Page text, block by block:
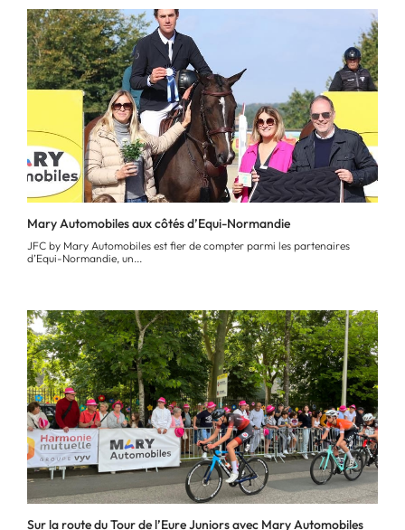
Mary Automobiles aux côtés d’Equi-Normandie
JFC by Mary Automobiles est fier de compter parmi les partenaires
d’Equi-Normandie, un...
Sur la route du Tour de l’Eure Juniors avec Mary Automobiles